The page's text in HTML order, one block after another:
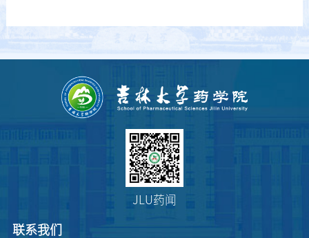
JLU药闻
联系我们